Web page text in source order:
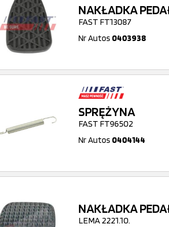
NAKŁADKA
FAST FT13087
Nr Autos 0403938
SPRĘŻYNA
FAST FT96502
Nr Autos 0404144
NAKŁADKA
LEMA 2221.10.